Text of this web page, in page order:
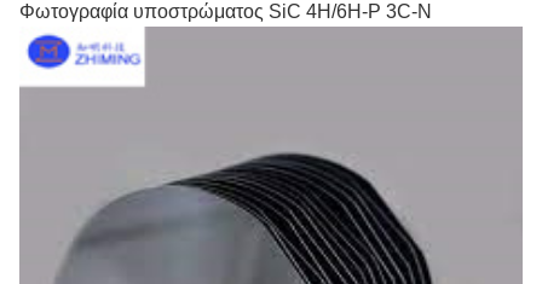
Φωτογραφία υποστρώματος SiC 4H/6H-P 3C-N